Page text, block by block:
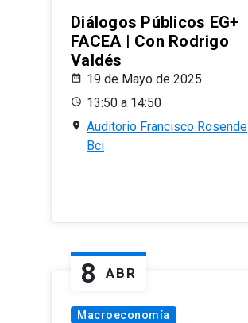
Diálogos Públicos EG+
FACEA | Con Rodrigo
Valdés
19 de Mayo de 2025
13:50 a 14:50
Auditorio Francisco Rosende
Bci
8 ABR
Macroeconomía